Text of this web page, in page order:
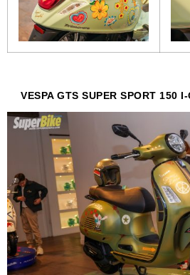
VESPA GTS SUPER SPORT 150